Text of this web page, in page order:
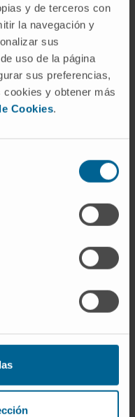
y de terceros con
la navegación y
sus
uso de la página
sus preferencias,
cookies y obtener más
Cookies.
Awards
de Xandra
de 980 recetas
y restricciones
cada
en la sede
un sueño en
un reto. Gracias a
misma dirección y
siga formando parte
que Xandra
mes de mayo,
recibió elprimer
Española